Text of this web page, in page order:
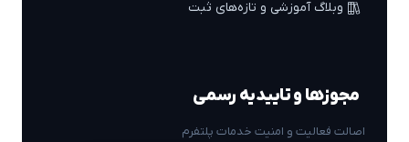
وبلاگ آموزشی و تازه‌های ثبت
مجوزها و تاییدیه رسمی
اصالت فعالیت و امنیت خدمات پلتفرم